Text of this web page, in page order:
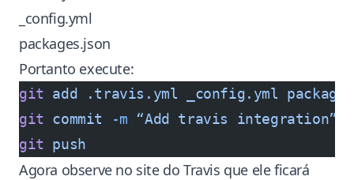
_config.yml
packages.json
Portanto execute:
git add .travis.yml _config.yml
git commit -m “Add travis integration”
git push
Agora observe no site do Travis que ele ficará